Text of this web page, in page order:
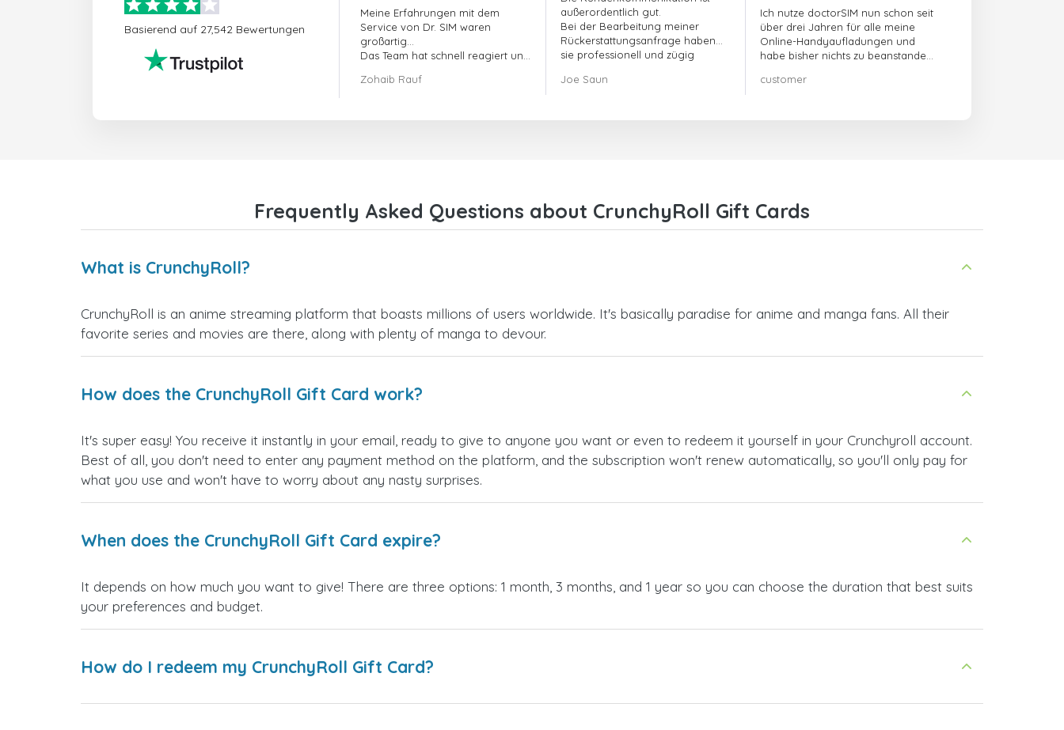
Basierend auf 27,542 Bewertungen
mit dem Service von
doctorSIM waren großartig.
Meine Erfahrungen mit dem
Service von Dr. SIM waren
großartig...
Das Team hat schnell reagiert und
umgehend bearbeitet.
Zohaib Rauf
außerordentlich gut.
Bei der Bearbeitung meiner
Rückerstattungsanfrage haben
sie professionell und zügig
gelöst.
Joe Saun
Ich nutze doctorSIM nun schon seit
über drei Jahren für alle meine
Online-Handyaufladungen und
habe bisher nichts zu beanstanden!!
customer
Frequently Asked Questions about CrunchyRoll Gift Cards
What is CrunchyRoll?
CrunchyRoll is an anime streaming platform that boasts millions of users worldwide. It's basically paradise for anime and manga fans. All their
favorite series and movies are there, along with plenty of manga to devour.
How does the CrunchyRoll Gift Card work?
It's super easy! You receive it instantly in your email, ready to give to anyone you want or even to redeem it yourself in your Crunchyroll account.
Best of all, you don't need to enter any payment method on the platform, and the subscription won't renew automatically, so you'll only pay for
what you use and won't have to worry about any nasty surprises.
When does the CrunchyRoll Gift Card expire?
It depends on how much you want to give! There are three options: 1 month, 3 months, and 1 year so you can choose the duration that best suits
your preferences and budget.
How do I redeem my CrunchyRoll Gift Card?